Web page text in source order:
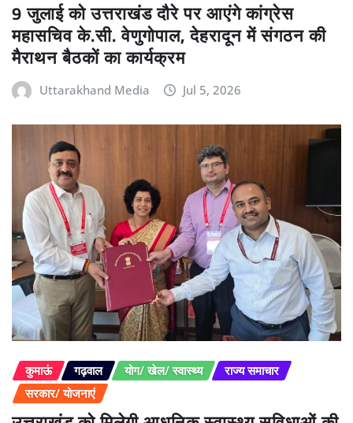
9 जुलाई को उत्तराखंड दौरे पर आएंगे कांग्रेस
महासचिव के.सी. वेणुगोपाल, देहरादून में संगठन की
मैराथन बैठकों का कार्यक्रम
Uttarakhand Media Jul 5, 2026
कुमाऊं गढ़वाल योग/ खेल/ स्वास्थ्य
राज्य समाचार
सरकार/ योजनाएं